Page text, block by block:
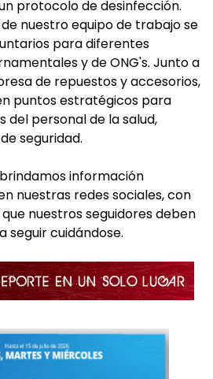
protocolo de desinfección.
nuestro equipo de trabajo se
para diferentes
y de ONG's. Junto a
de repuestos y accesorios,
puntos estratégicos para
del personal de la salud,
seguridad.
información
nuestras redes sociales, con
nuestros seguidores deben
seguir cuidándose.